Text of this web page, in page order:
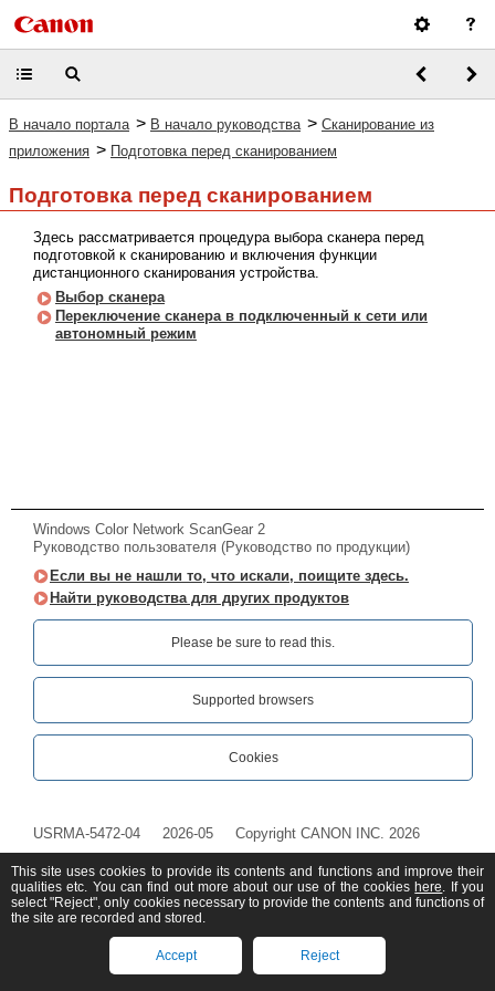
В начало портала > В начало руководства > Сканирование из
приложения > Подготовка перед сканированием
Подготовка перед сканированием
Здесь рассматривается процедура выбора сканера перед
подготовкой к сканированию и включения функции
дистанционного сканирования устройства.
Выбор сканера
Переключение сканера в подключенный к сети или
автономный режим
Windows Color Network ScanGear 2
Руководство пользователя (Руководство по продукции)
Если вы не нашли то, что искали, поищите здесь.
Найти руководства для других продуктов
Please be sure to read this.‎
Supported browsers
Cookies
USRMA-5472-04 2026-05 Copyright CANON INC. 2026
This site uses cookies to provide its contents and functions and improve their
qualities etc. You can find out more about our use of the cookies here. If you
select "Reject", only cookies necessary to provide the contents and functions of
the site are recorded and stored.
Accept Reject